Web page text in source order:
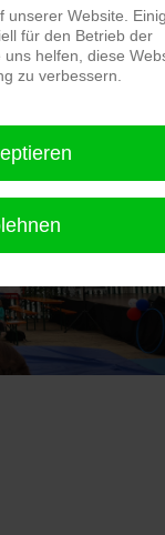
Reuter
die
und sehr
unserer Website.
für den Betrieb der
helfen, diese
zu verbessern.